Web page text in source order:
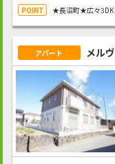
★長沼町★広々3DK
アパート メル